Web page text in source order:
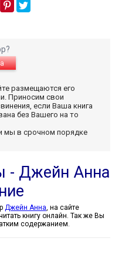
размещаются его
Приносим свои
если Ваша книга
без Вашего на то
мы в срочном порядке
- Джейн Анна
Джейн Анна, на сайте
книгу онлайн. Так же Вы
содержанием.